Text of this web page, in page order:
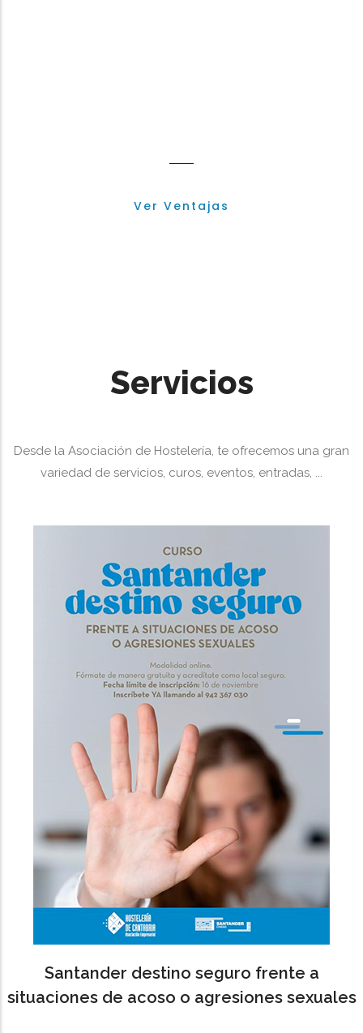
Ver Ventajas
Servicios
Desde la Asociación de Hostelería, te ofrecemos una gran
variedad de servicios, curos, eventos, entradas, ...
Santander destino seguro frente a
situaciones de acoso o agresiones sexuales